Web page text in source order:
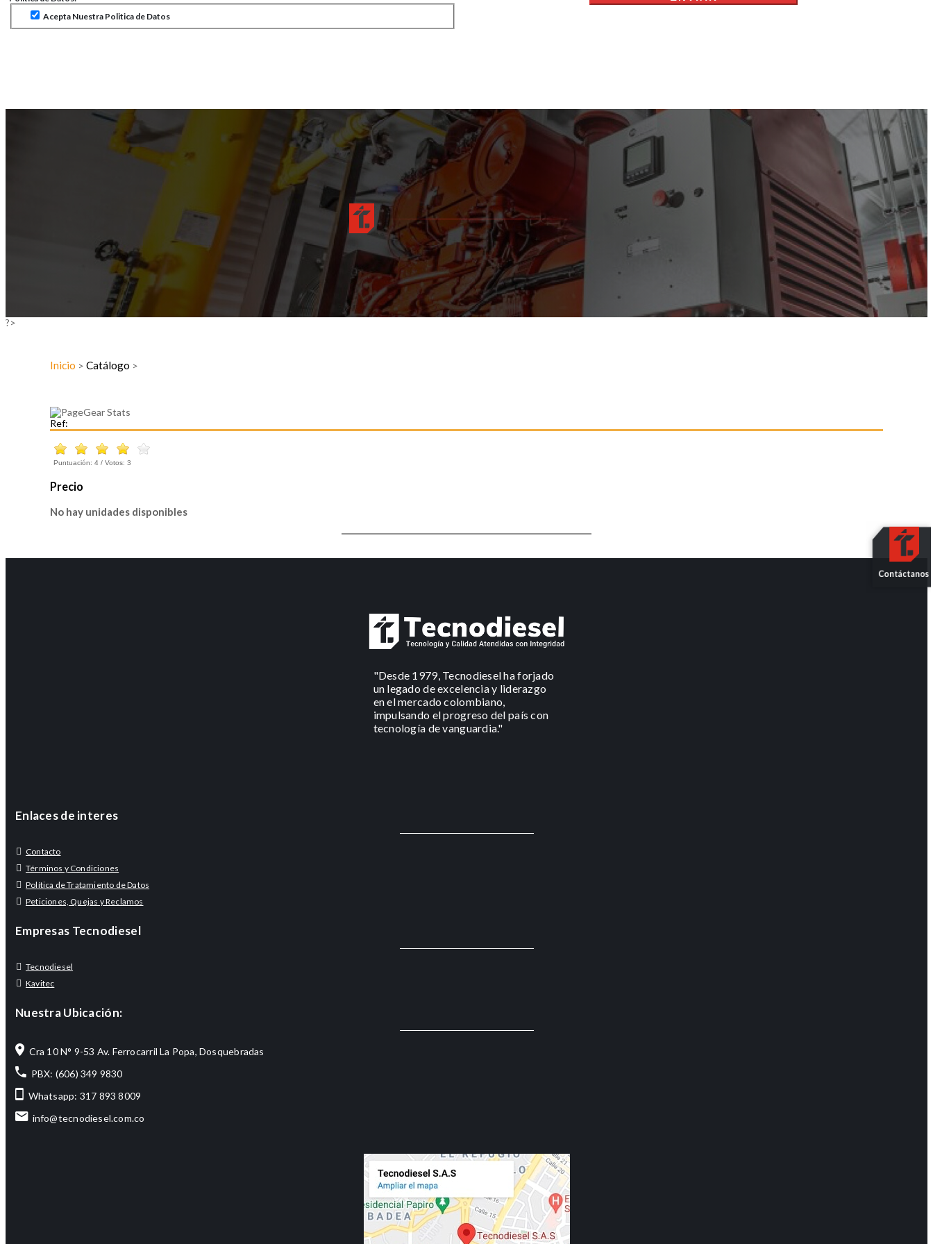
Acepta Nuestra Politica de Datos
?>
Inicio > Catálogo >
Ref:
Puntuación: 4 / Votos: 3
Precio
No hay unidades disponibles
"Desde 1979, Tecnodiesel ha forjado
un legado de excelencia y liderazgo
en el mercado colombiano,
impulsando el progreso del país con
tecnología de vanguardia."
Enlaces de interes
Contacto
Términos y Condiciones
Política de Tratamiento de Datos
Peticiones, Quejas y Reclamos
Empresas Tecnodiesel
Tecnodiesel
Kavitec
Nuestra Ubicación:
Cra 10 N° 9-53 Av. Ferrocarril La Popa, Dosquebradas
PBX: (606) 349 9830
Whatsapp: 317 893 8009
info@tecnodiesel.com.co